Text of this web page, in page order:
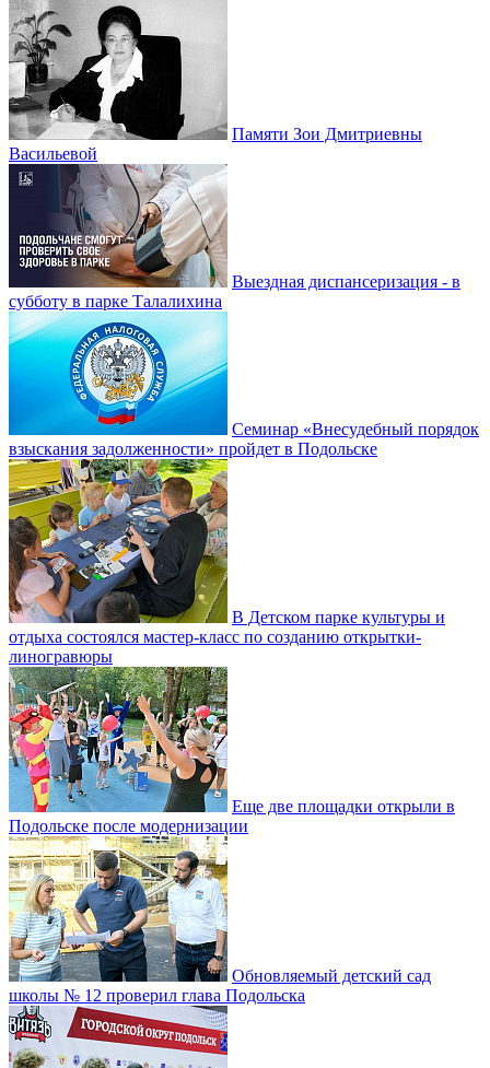
Памяти Зои Дмитриевны
Васильевой
Выездная диспансеризация - в
субботу в парке Талалихина
Семинар «Внесудебный порядок
взыскания задолженности» пройдет в Подольске
В Детском парке культуры и
отдыха состоялся мастер-класс по созданию открытки-
линогравюры
Еще две площадки открыли в
Подольске после модернизации
Обновляемый детский сад
школы № 12 проверил глава Подольска